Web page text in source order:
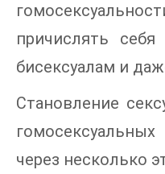
причислять
бисексуалам и
Становление
через несколько